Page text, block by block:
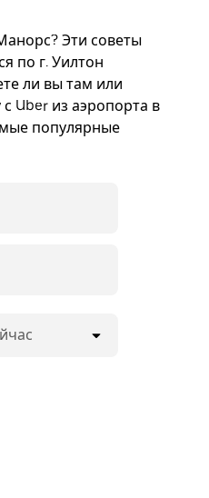
Эти советы
по г. Уилтон
ли вы там или
Uber из аэропорта в
популярные